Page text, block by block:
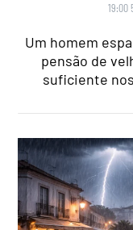
19:00
Um homem
pensão de
suficiente